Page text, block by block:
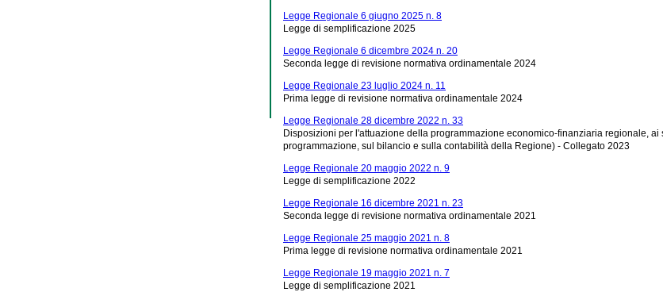
Legge Regionale 6 giugno 2025 n. 8
Legge di semplificazione 2025
Legge Regionale 6 dicembre 2024 n. 20
Seconda legge di revisione normativa ordinamentale 2024
Legge Regionale 23 luglio 2024 n. 11
Prima legge di revisione normativa ordinamentale 2024
Legge Regionale 28 dicembre 2022 n. 33
Disposizioni per l'attuazione della programmazione economico-finanziaria regionale,
programmazione, sul bilancio e sulla contabilità della Regione) - Collegato 2023
Legge Regionale 20 maggio 2022 n. 9
Legge di semplificazione 2022
Legge Regionale 16 dicembre 2021 n. 23
Seconda legge di revisione normativa ordinamentale 2021
Legge Regionale 25 maggio 2021 n. 8
Prima legge di revisione normativa ordinamentale 2021
Legge Regionale 19 maggio 2021 n. 7
Legge di semplificazione 2021